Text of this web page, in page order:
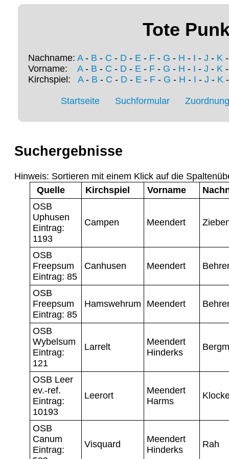
Tote
Nachname: A- B - C - D - E - F - G - H - I - J - K
Vorname: A- B - C - D - E - F - G - H - I - J - K
Kirchspiel: A- B - C - D- E- F- G - H - I - J - K
Startseite Suchformular
Suchergebnisse
Hinweis: Sortieren mit einem Klick auf die
Quelle
Kirchspiel Vorname
OSB
Uphusen
Eintrag:
1193
Campen Meendert
OSB
Freepsum
Eintrag: 85
Canhusen Meendert
OSB
Freepsum
Eintrag: 85
Hamswehrum Meendert
OSB
Wybelsum
Eintrag:
121
Larrelt
Meendert
Hinderks
OSB Leer
ev.-ref.
Eintrag:
10193
Leerort
Meendert
Harms
OSB
Canum
Eintrag:
Visquard
Meendert
Hinderks
Rah